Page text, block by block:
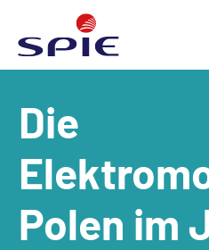
Die
Polen im